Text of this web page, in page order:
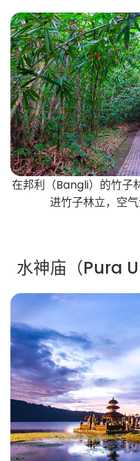
在邦利（Bangli）的竹子
进竹子林立，空
水神庙（Pura